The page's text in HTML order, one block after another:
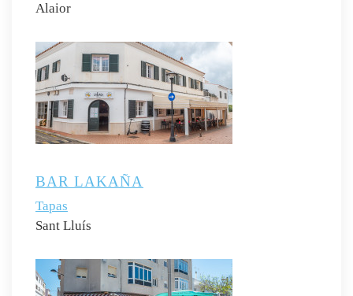
Alaior
BAR LAKAÑA
Tapas
Sant Lluís